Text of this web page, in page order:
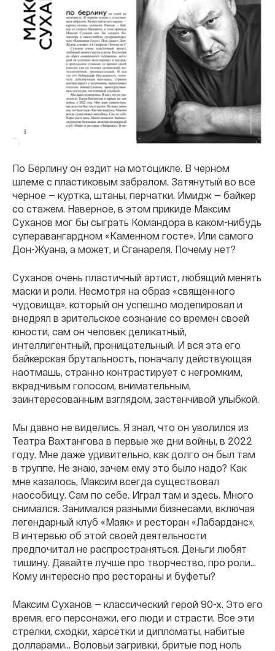
По Берлину он ездит на мотоцикле. В черном
шлеме с пластиковым забралом. Затянутый во все
черное — куртка, штаны, перчатки. Имидж — байкер
со стажем. Наверное, в этом прикиде Максим
Суханов мог бы сыграть Командора в каком-нибудь
суперавангардном «Каменном госте». Или самого
Дон-Жуана, а может, и Сганареля. Почему нет?
Суханов очень пластичный артист, любящий менять
маски и роли. Несмотря на образ «священного
чудовища», который он успешно моделировал и
внедрял в зрительское сознание со времен своей
юности, сам он человек деликатный,
интеллигентный, проницательный. И вся эта его
байкерская брутальность, поначалу действующая
наотмашь, странно контрастирует с негромким,
вкрадчивым голосом, внимательным,
заинтересованным взглядом, застенчивой улыбкой.
Мы давно не виделись. Я знал, что он уволился из
Театра Вахтангова в первые же дни войны, в 2022
году. Мне даже удивительно, как долго он был там
в труппе. Не знаю, зачем ему это было надо? Как
мне казалось, Максим всегда существовал
наособицу. Сам по себе. Играл там и здесь. Много
снимался. Занимался разными бизнесами, включая
легендарный клуб «Маяк» и ресторан «Лабарданс».
В интервью об этой своей деятельности
предпочитал не распространяться. Деньги любят
тишину. Давайте лучше про творчество, про роли...
Кому интересно про рестораны и буфеты?
Максим Суханов — классический герой 90-х. Это его
время, его персонажи, его люди и страсти. Все эти
стрелки, сходки, харсетки и дипломаты, набитые
долларами… Воловьи загривки, бритые под ноль